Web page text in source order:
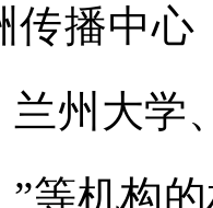
传播中
兰州大学
”等机构